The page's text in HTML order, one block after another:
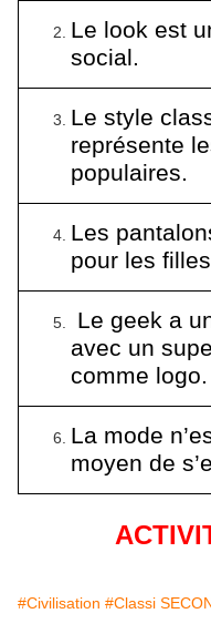
Le look est
social.
Le style
représente
populaires.
Les
pour les
Le geek a
avec un
comme logo.
La mode
moyen de
#Civilisation #Classi